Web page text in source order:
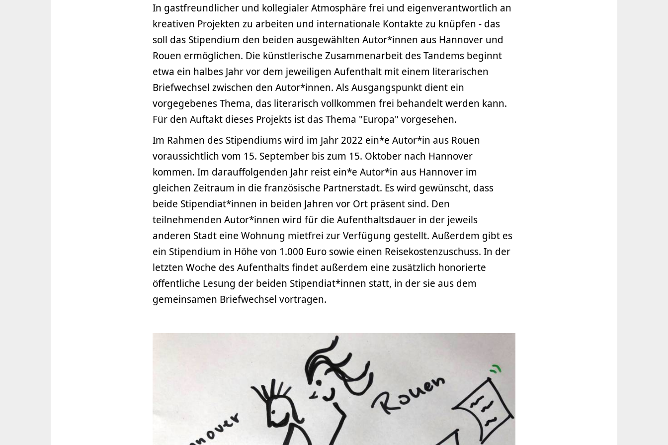
In gastfreundlicher und kollegialer Atmosphäre frei und eigenverantwortlich an
kreativen Projekten zu arbeiten und internationale Kontakte zu knüpfen - das
soll das Stipendium den beiden ausgewählten Autor*innen aus Hannover und
Rouen ermöglichen. Die künstlerische Zusammenarbeit des Tandems beginnt
etwa ein halbes Jahr vor dem jeweiligen Aufenthalt mit einem literarischen
Briefwechsel zwischen den Autor*innen. Als Ausgangspunkt dient ein
vorgegebenes Thema, das literarisch vollkommen frei behandelt werden kann.
Für den Auftakt dieses Projekts ist das Thema "Europa" vorgesehen.
Im Rahmen des Stipendiums wird im Jahr 2022 ein*e Autor*in aus Rouen
voraussichtlich vom 15. September bis zum 15. Oktober nach Hannover
kommen. Im darauffolgenden Jahr reist ein*e Autor*in aus Hannover im
gleichen Zeitraum in die französische Partnerstadt. Es wird gewünscht, dass
beide Stipendiat*innen in beiden Jahren vor Ort präsent sind. Den
teilnehmenden Autor*innen wird für die Aufenthaltsdauer in der jeweils
anderen Stadt eine Wohnung mietfrei zur Verfügung gestellt. Außerdem gibt es
ein Stipendium in Höhe von 1.000 Euro sowie einen Reisekostenzuschuss. In der
letzten Woche des Aufenthalts findet außerdem eine zusätzlich honorierte
öffentliche Lesung der beiden Stipendiat*innen statt, in der sie aus dem
gemeinsamen Briefwechsel vortragen.